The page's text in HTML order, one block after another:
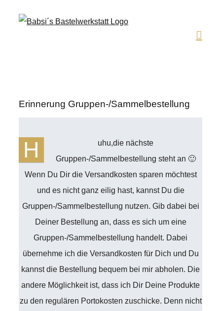
Erinnerung Gruppen-/Sammelbestellung
H
uhu,die nächste
Gruppen-/Sammelbestellung steht an 🙂
Wenn Du Dir die Versandkosten sparen möchtest
und es nicht ganz eilig hast, kannst Du die
Gruppen-/Sammelbestellung nutzen. Gib dabei bei
Deiner Bestellung an, dass es sich um eine
Gruppen-/Sammelbestellung handelt. Dabei
übernehme ich die Versandkosten für Dich und Du
kannst die Bestellung bequem bei mir abholen. Die
andere Möglichkeit ist, dass ich Dir Deine Produkte
zu den regulären Portokosten zuschicke. Denn nicht